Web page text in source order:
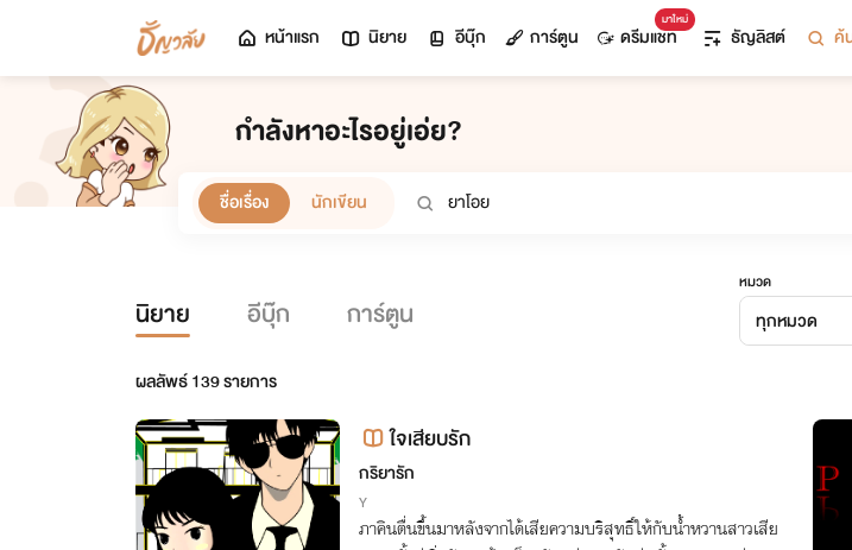
หน้าแรก นิยาย อีบุ๊ก การ์ตูน
มาใหม่
ดรีมแชท ธัญลิสต์ ค้
กำลังหาอะไรอยู่เอ่ย?
ชื่อเรื่อง นักเขียน
นิยาย อีบุ๊ก การ์ตูน
หมวด
ทุกหมวด
ผลลัพธ์139รายการ
ใจเสียบรัก
กริยารัก
Y
ภาคินตื่นขึ้นมาหลังจากได้เสียความบริสุทธิ์ให้กับน้ำหวานสาวเสีย